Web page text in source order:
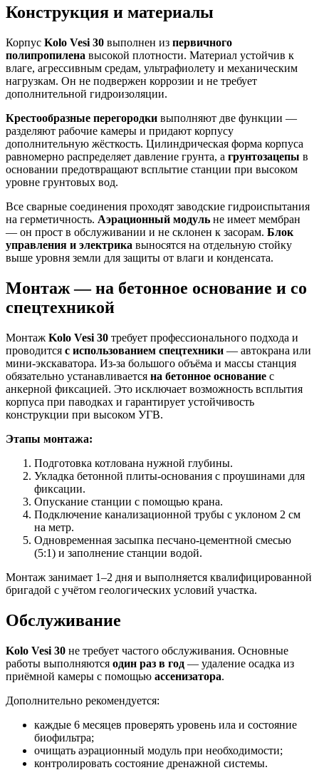
Конструкция и материалы
Корпус Kolo Vesi 30 выполнен из первичного
полипропилена высокой плотности. Материал устойчив к
влаге, агрессивным средам, ультрафиолету и механическим
нагрузкам. Он не подвержен коррозии и не требует
дополнительной гидроизоляции.
Крестообразные перегородки выполняют две функции —
разделяют рабочие камеры и придают корпусу
дополнительную жёсткость. Цилиндрическая форма корпуса
равномерно распределяет давление грунта, а грунтозацепы в
основании предотвращают всплытие станции при высоком
уровне грунтовых вод.
Все сварные соединения проходят заводские гидроиспытания
на герметичность. Аэрационный модуль не имеет мембран
— он прост в обслуживании и не склонен к засорам. Блок
управления и электрика выносятся на отдельную стойку
выше уровня земли для защиты от влаги и конденсата.
Монтаж — на бетонное основание и со
спецтехникой
Монтаж Kolo Vesi 30 требует профессионального подхода и
проводится с использованием спецтехники — автокрана или
мини-экскаватора. Из-за большого объёма и массы станция
обязательно устанавливается на бетонное основание с
анкерной фиксацией. Это исключает возможность всплытия
корпуса при паводках и гарантирует устойчивость
конструкции при высоком УГВ.
Этапы монтажа:
Подготовка котлована нужной глубины.
Укладка бетонной плиты-основания с проушинами для
фиксации.
Опускание станции с помощью крана.
Подключение канализационной трубы с уклоном 2 см
на метр.
Одновременная засыпка песчано-цементной смесью
(5:1) и заполнение станции водой.
Монтаж занимает 1–2 дня и выполняется квалифицированной
бригадой с учётом геологических условий участка.
Обслуживание
Kolo Vesi 30 не требует частого обслуживания. Основные
работы выполняются один раз в год — удаление осадка из
приёмной камеры с помощью ассенизатора.
Дополнительно рекомендуется:
каждые 6 месяцев проверять уровень ила и состояние
биофильтра;
очищать аэрационный модуль при необходимости;
контролировать состояние дренажной системы.